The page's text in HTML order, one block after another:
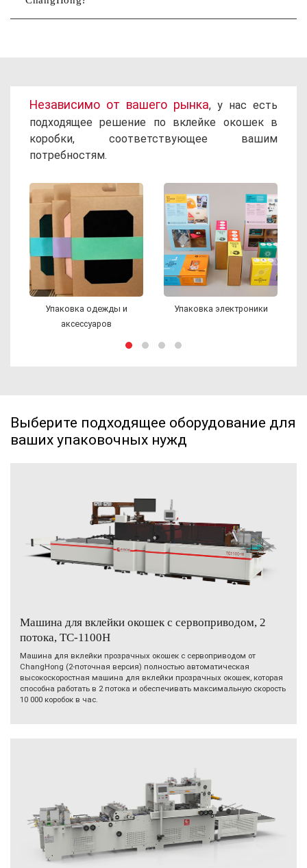
Независимо от вашего рынка, у нас есть
подходящее решение по вклейке окошек в
коробки, соответствующее вашим
потребностям.
Упаковка электроники Упаковка игрушек
Выберите подходящее оборудование для
ваших упаковочных нужд
Машина для вклейки окошек с сервоприводом, 2
потока, TC-1100H
Машина для вклейки прозрачных окошек с сервоприводом от
ChangHong (2-поточная версия) полностью автоматическая
высокоскоростная машина для вклейки прозрачных окошек, которая
способна работать в 2 потока и обеспечивать максимальную скорость
10 000 коробок в час.